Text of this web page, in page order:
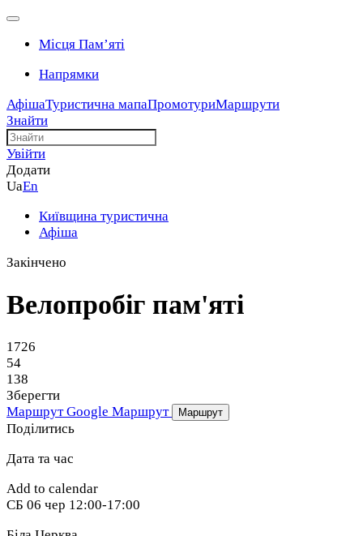
Місця Памʼяті
Напрямки
АфішаТуристична мапаПромотуриМаршрути
Знайти
Увійти
Додати
UaEn
Київщина туристична
Афіша
Закінчено
Велопробіг пам'яті
1726
54
138
Зберегти
Маршрут Google Маршрут Маршрут
Поділитись
Дата та час
Add to calendar
СБ 06 чер 12:00-17:00